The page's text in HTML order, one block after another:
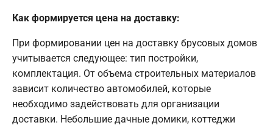
Как формируется цена на доставку:
При формировании цен на доставку брусовых домов
учитывается следующее: тип постройки,
комплектация. От объема строительных материалов
зависит количество автомобилей, которые
необходимо задействовать для организации
доставки. Небольшие дачные домики, коттеджи